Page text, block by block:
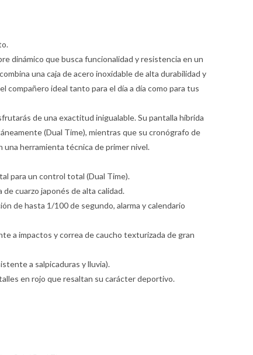
dinámico que busca funcionalidad y resistencia en un
una caja de acero inoxidable de alta durabilidad y
compañero ideal tanto para el día a día como para tus
de una exactitud inigualable. Su pantalla híbrida
(Dual Time), mientras que su cronógrafo de
herramienta técnica de primer nivel.
para un control total (Dual Time).
cuarzo japonés de alta calidad.
de hasta 1/100 de segundo, alarma y calendario
a impactos y correa de caucho texturizada de gran
a salpicaduras y lluvia).
en rojo que resaltan su carácter deportivo.